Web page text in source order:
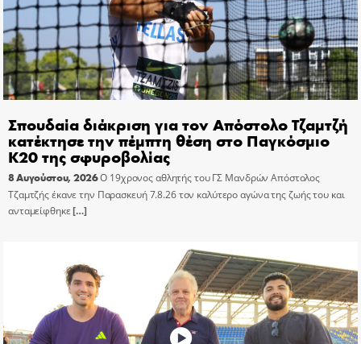
Σπουδαία διάκριση για τον Απόστολο Τζαμτζή
κατέκτησε την πέμπτη θέση στο Παγκόσμιο
Κ20 της σφυροβολίας
8 Αυγούστου, 2026Ο 19χρονος αθλητής του ΓΣ Μανδρών Απόστολος
Τζαμτζής έκανε την Παρασκευή 7.8.26 τον καλύτερο αγώνα της ζωής του και
ανταμείφθηκε[…]